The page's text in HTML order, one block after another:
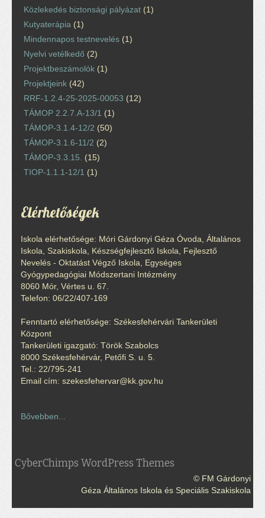
Közlekedés biztonsági pályázat (1)
Kutyaterápia (1)
Mindennapos testnevelés (1)
Nyelvi vetélkedő (2)
Projektbeszámolók (1)
Projektjeink (42)
RRF-1.2.4-25-2025-00053 (12)
TÁMOP 2.2.7.A-13/1 (1)
TÁMOP-3.1.4-12/2 (50)
TÁMOP-3.1.6-11/2 (2)
TÁMOP-3.3.15.
(15)
TIOP-1.1.1-12/1 (1)
Elérhetőségek
Iskola elérhetősége: Móri Gárdonyi Géza Óvoda, Általános
Iskola, Szakiskola, Készségfejlesztő Iskola, Fejlesztő
Nevelés - Oktatást Végző Iskola, Egységes
Gyógypedagógiai Módszertani Intézmény
8060 Mór, Vértes u. 67.
Telefon: 06/22/407-169
Fenntartó elérhetősége: Székesfehérvári Tankerületi
Központ
Tankerületi igazgató: Török Szabolcs
8000 Székesfehérvár, Petőfi S. u. 5.
Tel.: 22/795-241
Email cím: szekesfehervar@kk.gov.hu
Bővebben...
CyberChimps WordPress Themes
© FM Gárdonyi
Géza Általános Iskola és Speciális Szakiskola